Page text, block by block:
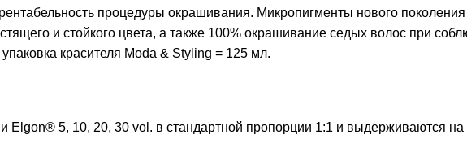
процедуры окрашивания. Микропигменты нового
и стойкого цвета, а также 100% окрашивание седых волос при
красителя Moda & Styling = 125 мл.
Elgon® 5, 10, 20, 30 vol. в стандартной пропорции 1:1 и выдерживаются на